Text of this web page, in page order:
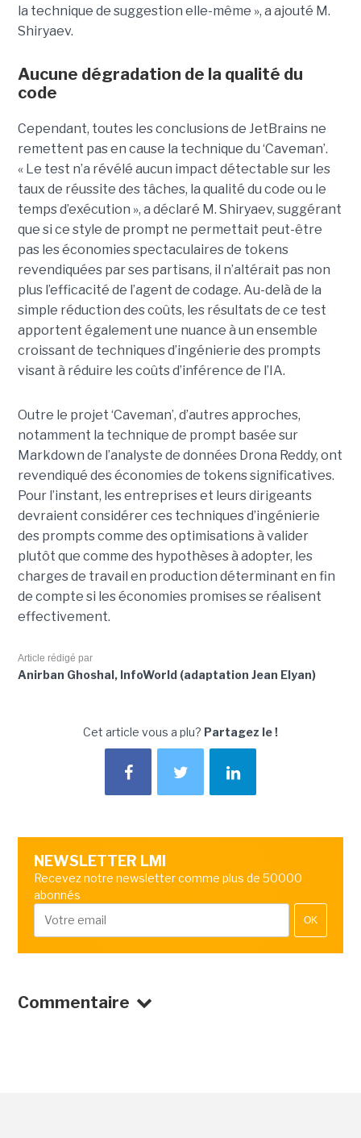
la technique de suggestion elle-même », a ajouté M.
Shiryaev.
Aucune dégradation de la qualité du
code
Cependant, toutes les conclusions de JetBrains ne
remettent pas en cause la technique du ‘Caveman’.
« Le test n’a révélé aucun impact détectable sur les
taux de réussite des tâches, la qualité du code ou le
temps d’exécution », a déclaré M. Shiryaev, suggérant
que si ce style de prompt ne permettait peut-être
pas les économies spectaculaires de tokens
revendiquées par ses partisans, il n’altérait pas non
plus l’efficacité de l’agent de codage. Au-delà de la
simple réduction des coûts, les résultats de ce test
apportent également une nuance à un ensemble
croissant de techniques d’ingénierie des prompts
visant à réduire les coûts d’inférence de l’IA.
Outre le projet ‘Caveman’, d’autres approches,
notamment la technique de prompt basée sur
Markdown de l’analyste de données Drona Reddy, ont
revendiqué des économies de tokens significatives.
Pour l’instant, les entreprises et leurs dirigeants
devraient considérer ces techniques d’ingénierie
des prompts comme des optimisations à valider
plutôt que comme des hypothèses à adopter, les
charges de travail en production déterminant en fin
de compte si les économies promises se réalisent
effectivement.
Article rédigé par
Anirban Ghoshal, InfoWorld (adaptation Jean Elyan)
Cet article vous a plu? Partagez le !
NEWSLETTER LMI
Recevez notre newsletter comme plus de 50000
abonnés
OK
Commentaire